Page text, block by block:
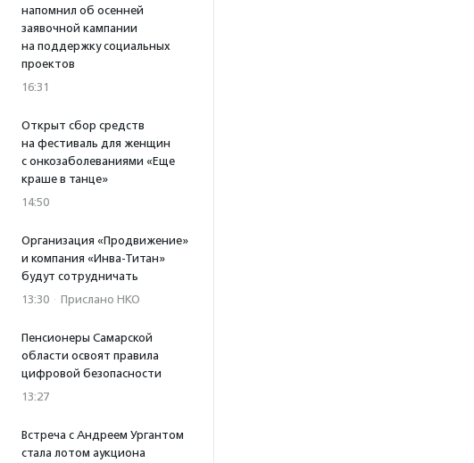
напомнил об осенней
заявочной кампании
на поддержку социальных
проектов
16:31
Открыт сбор средств
на фестиваль для женщин
с онкозаболеваниями «Еще
краше в танце»
14:50
Организация «Продвижение»
и компания «Инва-Титан»
будут сотрудничать
13:30 · Прислано НКО
Пенсионеры Самарской
области освоят правила
цифровой безопасности
13:27
Встреча с Андреем Ургантом
стала лотом аукциона